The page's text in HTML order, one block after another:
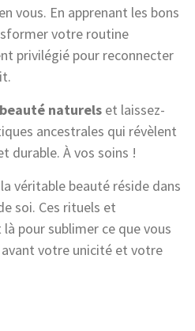
vous. En apprenant les bons
votre routine
privilégié pour reconnecter
naturels et laissez-
ancestrales qui révèlent
durable. À vos soins !
véritable beauté réside dans
soi. Ces rituels et
pour sublimer ce que vous
votre unicité et votre